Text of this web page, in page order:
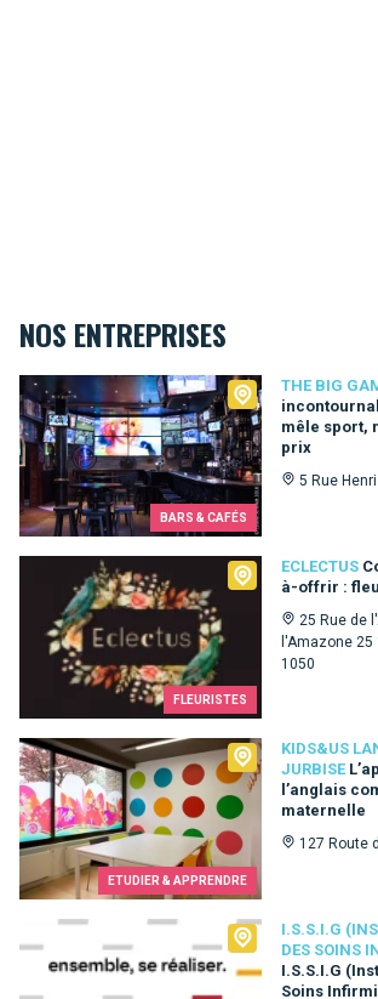
NOS ENTREPRISES
BARS & CAFÉS
THE BIG
mêle sport,
prix
5 Rue
The Big Game
FLEURISTES
ECLECTUS
à-offrir :
25 Rue de
l'Amazone
1050
ETUDIER & APPRENDRE
KIDS&US
JURBISE
l’anglais
maternelle
127 Route
Kids&Us language school - Jurbise
I.S.S.I.G
DES SOINS
I.S.S.I.G
Soins
I.S.S.I.G (Institut Supérieur des Soins